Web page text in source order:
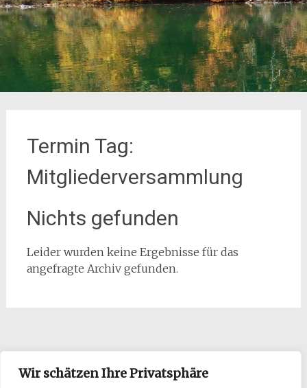
Wir schätzen Ihre Privatsphäre
Termin Tag:
Mitgliederversammlung
Nichts gefunden
Leider wurden keine Ergebnisse für das
angefragte Archiv gefunden.